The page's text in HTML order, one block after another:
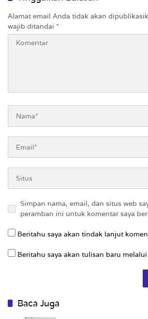
Alamat email Anda tidak akan
wajib ditandai *
Simpan nama, email, dan situs web
peramban ini untuk komentar saya
Beritahu saya akan tindak lanjut
Beritahu saya akan tulisan baru
Baca Juga